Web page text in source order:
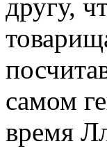
другу,
самом
время